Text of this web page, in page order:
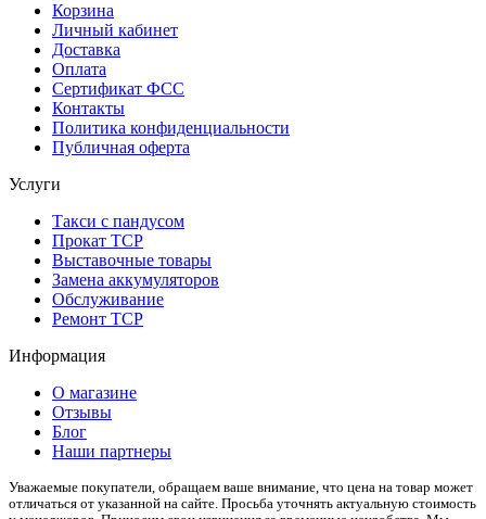
Корзина
Личный кабинет
Доставка
Оплата
Сертификат ФСС
Контакты
Политика конфиденциальности
Публичная оферта
Услуги
Такси с пандусом
Прокат ТСР
Выставочные товары
Замена аккумуляторов
Обслуживание
Ремонт ТСР
Информация
О магазине
Отзывы
Блог
Наши партнеры
Уважаемые покупатели, обращаем ваше внимание, что цена на товар может
отличаться от указанной на сайте. Просьба уточнять актуальную стоимость